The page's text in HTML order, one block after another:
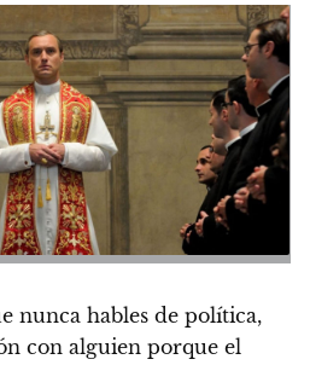
nunca hables de política,
con alguien porque el